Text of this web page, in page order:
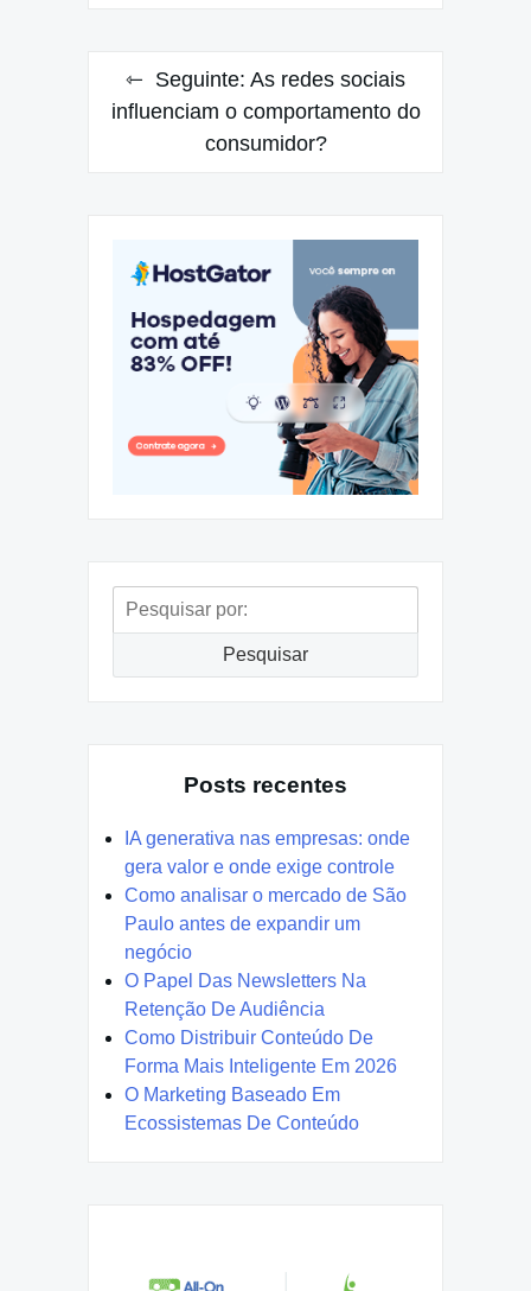
Seguinte: As redes sociais
influenciam o comportamento do
consumidor?
Pesquisar
Pesquisar
Posts recentes
IA generativa nas empresas: onde
gera valor e onde exige controle
Como analisar o mercado de São
Paulo antes de expandir um
negócio
O Papel Das Newsletters Na
Retenção De Audiência
Como Distribuir Conteúdo De
Forma Mais Inteligente Em 2026
O Marketing Baseado Em
Ecossistemas De Conteúdo